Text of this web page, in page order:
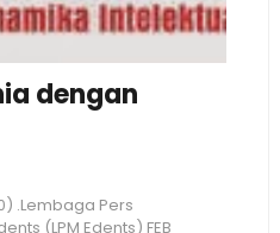
dengan
.Lembaga Pers
(LPM Edents) FEB